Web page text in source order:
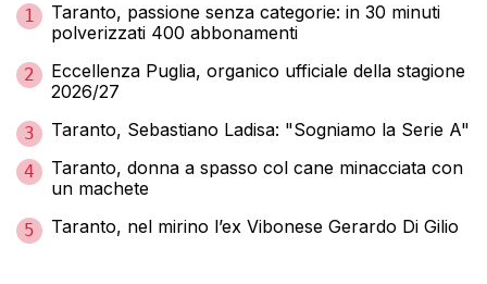
1
Taranto, passione senza categorie: in 30 minuti
polverizzati 400 abbonamenti
2
Eccellenza Puglia, organico ufficiale della stagione
2026/27
3 Taranto, Sebastiano Ladisa: "Sogniamo la Serie A"
4
Taranto, donna a spasso col cane minacciata con
un machete
5 Taranto, nel mirino l’ex Vibonese Gerardo Di Gilio